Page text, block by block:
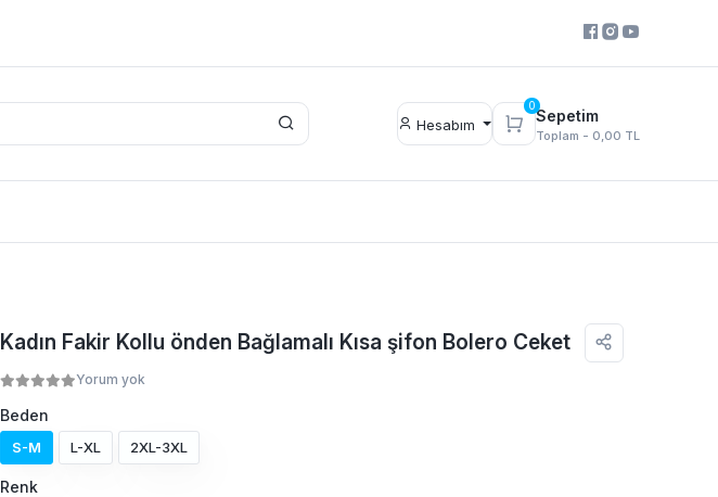
Hesabım
0
Sepetim
Toplam - 0,00 TL
Kadın Fakir Kollu önden Bağlamalı Kısa şifon Bolero Ceket
Yorum yok
Beden
S-M L-XL 2XL-3XL
Renk